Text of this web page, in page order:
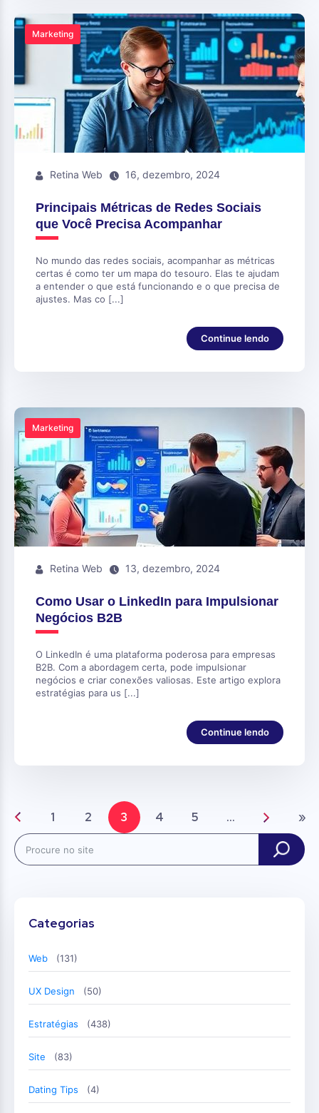
Marketing
Retina Web 16, dezembro, 2024
Principais Métricas de Redes Sociais
que Você Precisa Acompanhar
No mundo das redes sociais, acompanhar as métricas
certas é como ter um mapa do tesouro. Elas te ajudam
a entender o que está funcionando e o que precisa de
ajustes. Mas co [...]
Continue lendo
Marketing
Retina Web 13, dezembro, 2024
Como Usar o LinkedIn para Impulsionar
Negócios B2B
O LinkedIn é uma plataforma poderosa para empresas
B2B. Com a abordagem certa, pode impulsionar
negócios e criar conexões valiosas. Este artigo explora
estratégias para us [...]
Continue lendo
1 2 3 4 5 ... »
Search
Categorias
Web (131)
UX Design (50)
Estratégias (438)
Site (83)
Dating Tips (4)